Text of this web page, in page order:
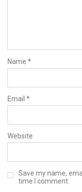
Name *
Email *
Website
Save my name,
time I comment.